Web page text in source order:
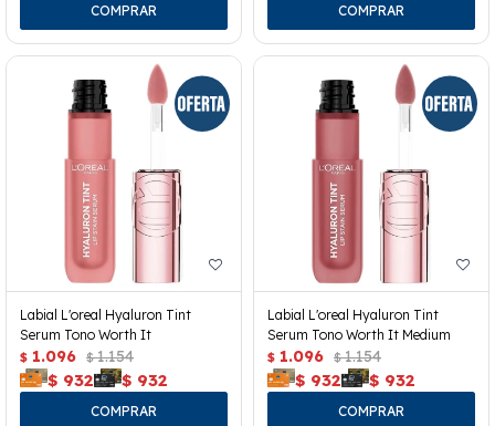
Labial L'oreal Hyaluron Tint
Serum Tono Worth It
$ 1.096 $ 1.154
$ 932 $ 932
Labial L'oreal Hyaluron Tint
Serum Tono Worth It Medium
$ 1.096 $ 1.154
$ 932 $ 932